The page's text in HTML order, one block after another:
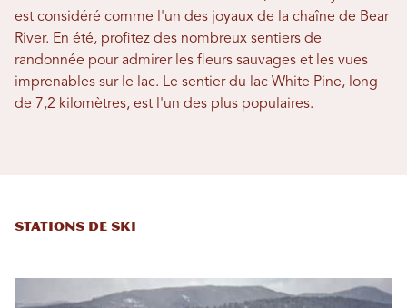
est considéré comme l'un des joyaux de la chaîne de Bear
River. En été, profitez des nombreux sentiers de
randonnée pour admirer les fleurs sauvages et les vues
imprenables sur le lac. Le sentier du lac White Pine, long
de 7,2 kilomètres, est l'un des plus populaires.
Stations de ski